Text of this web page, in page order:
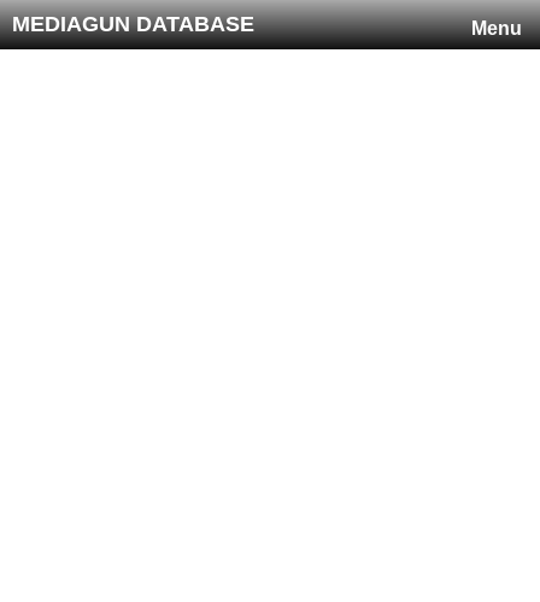
Menu
MEDIAGUN DATABASE